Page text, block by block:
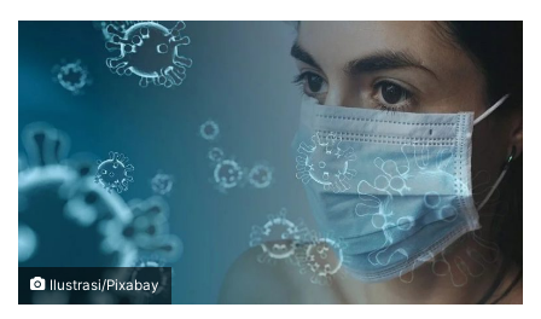
email
Ilustrasi/Pixabay